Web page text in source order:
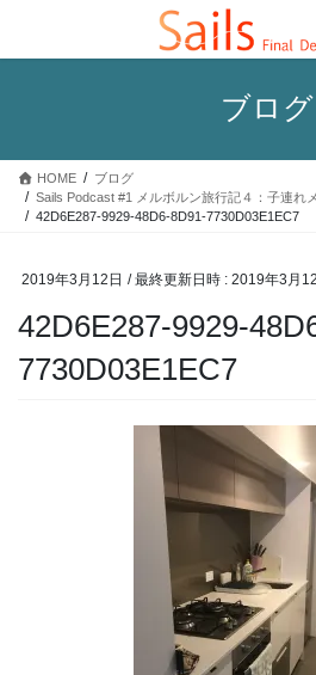
テ
ス
ゲ
ン
ブログ
HOME
ブログ
Sails Podcast #1 メルボルン旅行記４：子連れ
42D6E287-9929-48D6-8D91-7730D03E1EC7
2019年3月12日 / 最終更新日時 : 2019年3月
42D6E287-9929-
7730D03E1EC7